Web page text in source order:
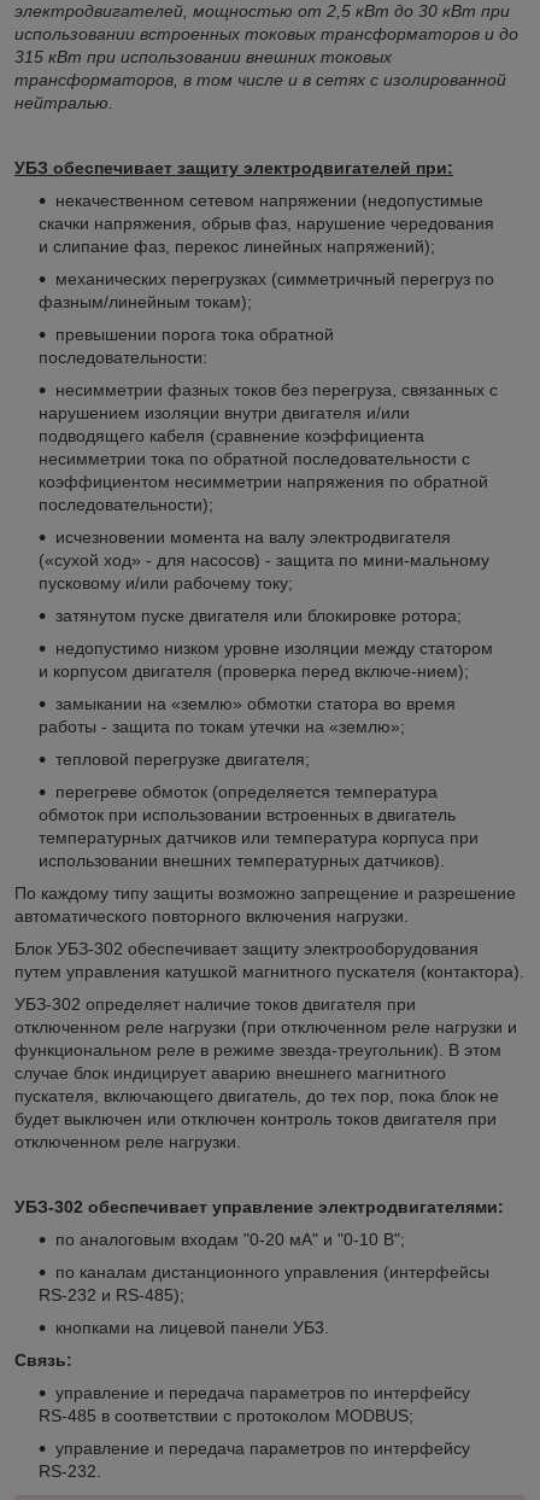
электродвигателей, мощностью от 2,5 кВт до 30 кВт при
использовании встроенных токовых трансформаторов и до
315 кВт при использовании внешних токовых
трансформаторов, в том числе и в сетях с изолированной
нейтралью.
УБЗ обеспечивает защиту электродвигателей при:
некачественном сетевом напряжении (недопустимые
скачки напряжения, обрыв фаз, нарушение чередования
и слипание фаз, перекос линейных напряжений);
механических перегрузках (симметричный перегруз по
фазным/линейным токам);
превышении порога тока обратной
последовательности:
несимметрии фазных токов без перегруза, связанных с
нарушением изоляции внутри двигателя и/или
подводящего кабеля (сравнение коэффициента
несимметрии тока по обратной последовательности с
коэффициентом несимметрии напряжения по обратной
последовательности);
исчезновении момента на валу электродвигателя
(«сухой ход» - для насосов) - защита по мини-мальному
пусковому и/или рабочему току;
затянутом пуске двигателя или блокировке ротора;
недопустимо низком уровне изоляции между статором
и корпусом двигателя (проверка перед включе-нием);
замыкании на «землю» обмотки статора во время
работы - защита по токам утечки на «землю»;
тепловой перегрузке двигателя;
перегреве обмоток (определяется температура
обмоток при использовании встроенных в двигатель
температурных датчиков или температура корпуса при
использовании внешних температурных датчиков).
По каждому типу защиты возможно запрещение и разрешение
автоматического повторного включения нагрузки.
Блок УБЗ-302 обеспечивает защиту электрооборудования
путем управления катушкой магнитного пускателя (контактора).
УБЗ-302 определяет наличие токов двигателя при
отключенном реле нагрузки (при отключенном реле нагрузки и
функциональном реле в режиме звезда-треугольник). В этом
случае блок индицирует аварию внешнего магнитного
пускателя, включающего двигатель, до тех пор, пока блок не
будет выключен или отключен контроль токов двигателя при
отключенном реле нагрузки.
УБЗ-302 обеспечивает управление электродвигателями:
по аналоговым входам "0-20 мА" и "0-10 В";
по каналам дистанционного управления (интерфейсы
RS-232 и RS-485);
кнопками на лицевой панели УБ3.
Связь:
управление и передача параметров по интерфейсу
RS-485 в соответствии с протоколом MODBUS;
управление и передача параметров по интерфейсу
RS-232.